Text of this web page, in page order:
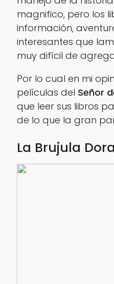
magnifico, pero los
información,
interesantes que
muy difícil de
Por lo cual en mi
películas del Señor
que leer sus libros
de lo que la gran
La Brujula